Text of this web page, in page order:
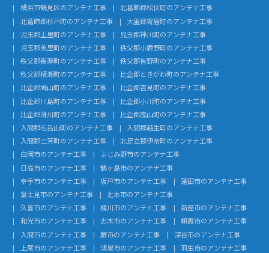
横浜市鶴見区のアンテナ工事
北葛飾郡松伏町のアンテナ工事
北葛飾郡杉戸町のアンテナ工事
大里郡寄居町のアンテナ工事
児玉郡上里町のアンテナ工事
児玉郡神川町のアンテナ工事
児玉郡美里町のアンテナ工事
秩父郡小鹿野町のアンテナ工事
秩父郡長瀞町のアンテナ工事
秩父郡皆野町のアンテナ工事
秩父郡横瀬町のアンテナ工事
比企郡ときがわ町のアンテナ工事
比企郡鳩山町のアンテナ工事
比企郡吉見町のアンテナ工事
比企郡川島町のアンテナ工事
比企郡小川町のアンテナ工事
比企郡滑川町のアンテナ工事
比企郡嵐山町のアンテナ工事
入間郡毛呂山町のアンテナ工事
入間郡越生町のアンテナ工事
入間郡三芳町のアンテナ工事
北足立郡伊奈町のアンテナ工事
白岡市のアンテナ工事
ふじみ野市のアンテナ工事
日高市のアンテナ工事
鶴ヶ島市のアンテナ工事
幸手市のアンテナ工事
坂戸市のアンテナ工事
蓮田市のアンテナ工事
富士見市のアンテナ工事
北本市のアンテナ工事
久喜市のアンテナ工事
桶川市のアンテナ工事
新座市のアンテナ工事
和光市のアンテナ工事
志木市のアンテナ工事
朝霞市のアンテナ工事
入間市のアンテナ工事
蕨市のアンテナ工事
深谷市のアンテナ工事
上尾市のアンテナ工事
鴻巣市のアンテナ工事
羽生市のアンテナ工事